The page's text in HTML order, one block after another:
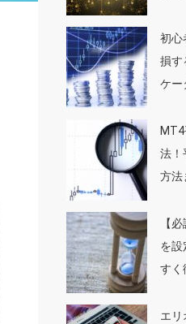
初心
損す
ケー
法！
方法
【
を設
すく
エリ